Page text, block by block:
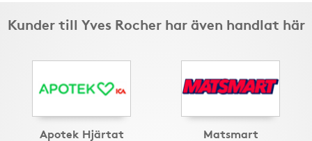
Kunder till Yves Rocher har även handlat här
Apotek Hjärtat Matsmart